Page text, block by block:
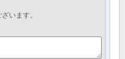
います。